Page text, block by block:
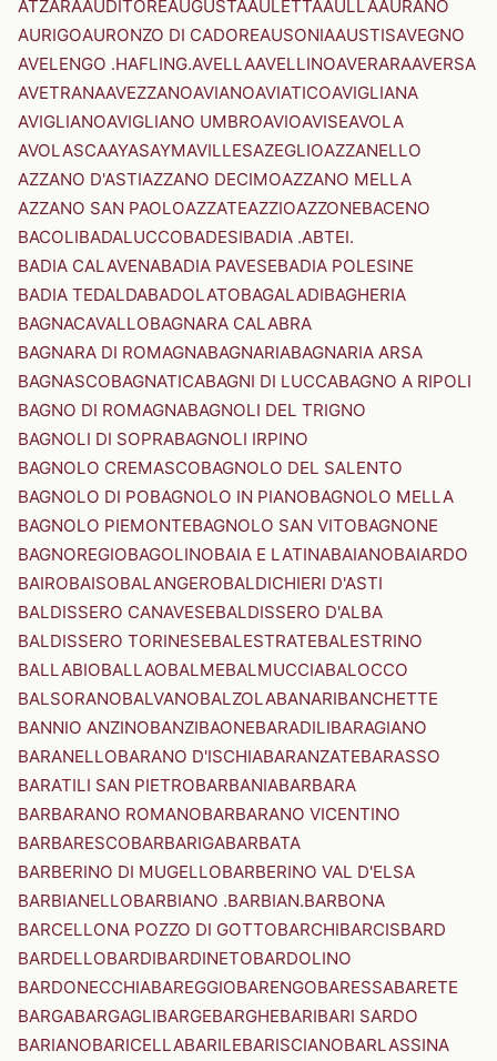
ATZARAAUDITOREAUGUSTAAULETTAAULLAAURANO
AURIGOAURONZO DI CADOREAUSONIAAUSTISAVEGNO
AVELENGO .HAFLING.AVELLAAVELLINOAVERARAAVERSA
AVETRANAAVEZZANOAVIANOAVIATICOAVIGLIANA
AVIGLIANOAVIGLIANO UMBROAVIOAVISEAVOLA
AVOLASCAAYASAYMAVILLESAZEGLIOAZZANELLO
AZZANO D'ASTIAZZANO DECIMOAZZANO MELLA
AZZANO SAN PAOLOAZZATEAZZIOAZZONEBACENO
BACOLIBADALUCCOBADESIBADIA .ABTEI.
BADIA CALAVENABADIA PAVESEBADIA POLESINE
BADIA TEDALDABADOLATOBAGALADIBAGHERIA
BAGNACAVALLOBAGNARA CALABRA
BAGNARA DI ROMAGNABAGNARIABAGNARIA ARSA
BAGNASCOBAGNATICABAGNI DI LUCCABAGNO A RIPOLI
BAGNO DI ROMAGNABAGNOLI DEL TRIGNO
BAGNOLI DI SOPRABAGNOLI IRPINO
BAGNOLO CREMASCOBAGNOLO DEL SALENTO
BAGNOLO DI POBAGNOLO IN PIANOBAGNOLO MELLA
BAGNOLO PIEMONTEBAGNOLO SAN VITOBAGNONE
BAGNOREGIOBAGOLINOBAIA E LATINABAIANOBAIARDO
BAIROBAISOBALANGEROBALDICHIERI D'ASTI
BALDISSERO CANAVESEBALDISSERO D'ALBA
BALDISSERO TORINESEBALESTRATEBALESTRINO
BALLABIOBALLAOBALMEBALMUCCIABALOCCO
BALSORANOBALVANOBALZOLABANARIBANCHETTE
BANNIO ANZINOBANZIBAONEBARADILIBARAGIANO
BARANELLOBARANO D'ISCHIABARANZATEBARASSO
BARATILI SAN PIETROBARBANIABARBARA
BARBARANO ROMANOBARBARANO VICENTINO
BARBARESCOBARBARIGABARBATA
BARBERINO DI MUGELLOBARBERINO VAL D'ELSA
BARBIANELLOBARBIANO .BARBIAN.BARBONA
BARCELLONA POZZO DI GOTTOBARCHIBARCISBARD
BARDELLOBARDIBARDINETOBARDOLINO
BARDONECCHIABAREGGIOBARENGOBARESSABARETE
BARGABARGAGLIBARGEBARGHEBARIBARI SARDO
BARIANOBARICELLABARILEBARISCIANOBARLASSINA